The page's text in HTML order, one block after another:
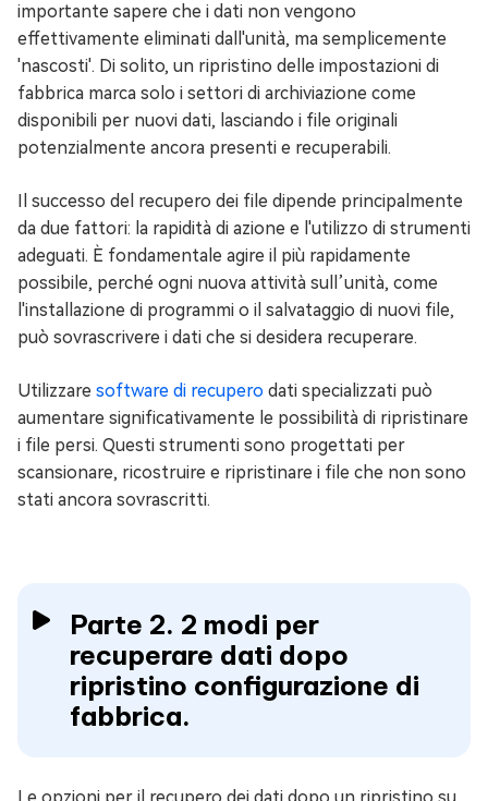
importante sapere che i dati non vengono
effettivamente eliminati dall'unità, ma semplicemente
'nascosti'. Di solito, un ripristino delle impostazioni di
fabbrica marca solo i settori di archiviazione come
disponibili per nuovi dati, lasciando i file originali
potenzialmente ancora presenti e recuperabili.
Il successo del recupero dei file dipende principalmente
da due fattori: la rapidità di azione e l'utilizzo di strumenti
adeguati. È fondamentale agire il più rapidamente
possibile, perché ogni nuova attività sull’unità, come
l'installazione di programmi o il salvataggio di nuovi file,
può sovrascrivere i dati che si desidera recuperare.
Utilizzare software di recupero dati specializzati può
aumentare significativamente le possibilità di ripristinare
i file persi. Questi strumenti sono progettati per
scansionare, ricostruire e ripristinare i file che non sono
stati ancora sovrascritti.
Parte 2. 2 modi per
recuperare dati dopo
ripristino configurazione di
fabbrica.